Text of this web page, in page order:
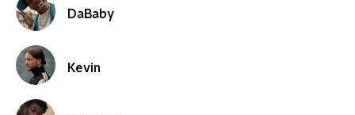
DaBaby
Kevin